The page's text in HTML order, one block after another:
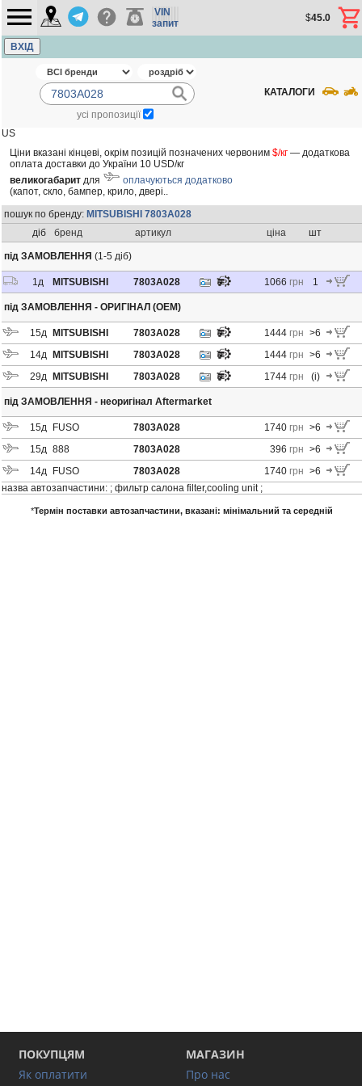
VIN
запит
$45.0
ВХІД
усі пропозиції
КАТАЛОГИ
US
Ціни вказані кінцеві, окрім позицій позначених червоним $/кг — додаткова
оплата доставки до України 10 USD/кг
великогабарит для
оплачуються додатково
(капот, скло, бампер, крило, двері..
пошук по бренду: MITSUBISHI 7803A028
діб
бренд артикул ціна шт
під ЗАМОВЛЕННЯ (1-5 діб)
1д MITSUBISHI 7803A028 1066 грн 1
під ЗАМОВЛЕННЯ - ОРИГІНАЛ (OEM)
15д MITSUBISHI 7803A028 1444 грн >6
14д MITSUBISHI 7803A028 1444 грн >6
29д MITSUBISHI 7803A028 1744 грн (i)
під ЗАМОВЛЕННЯ - неоригінал Aftermarket
15д FUSO 7803A028 1740 грн >6
15д 888 7803A028 396 грн >6
14д FUSO 7803A028 1740 грн >6
назва автозапчастини: ; фильтр салона filter,cooling unit ;
*Термін поставки автозапчастини, вказані: мінімальний та середній
ПОКУПЦЯМ
Як оплатити
МАГАЗИН
Про нас